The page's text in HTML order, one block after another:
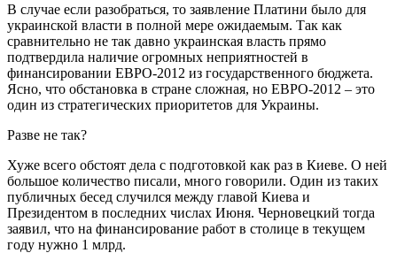
В случае если разобраться, то заявление Платини было для
украинской власти в полной мере ожидаемым. Так как
сравнительно не так давно украинская власть прямо
подтвердила наличие огромных неприятностей в
финансировании ЕВРО-2012 из государственного бюджета.
Ясно, что обстановка в стране сложная, но ЕВРО-2012 – это
один из стратегических приоритетов для Украины.
Разве не так?
Хуже всего обстоят дела с подготовкой как раз в Киеве. О ней
большое количество писали, много говорили. Один из таких
публичных бесед случился между главой Киева и
Президентом в последних числах Июня. Черновецкий тогда
заявил, что на финансирование работ в столице в текущем
году нужно 1 млрд.